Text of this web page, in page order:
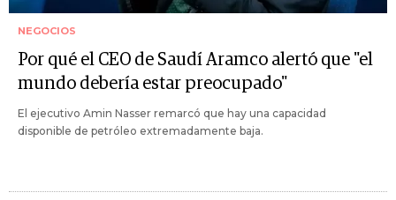
NEGOCIOS
Por qué el CEO de Saudí Aramco alertó que "el
mundo debería estar preocupado"
El ejecutivo Amin Nasser remarcó que hay una capacidad
disponible de petróleo extremadamente baja.